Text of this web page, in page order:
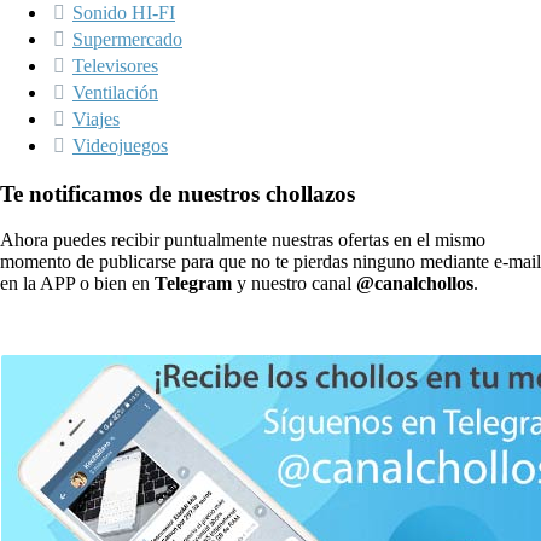
Sonido HI-FI
Supermercado
Televisores
Ventilación
Viajes
Videojuegos
Te notificamos de nuestros chollazos
Ahora puedes recibir puntualmente nuestras ofertas en el mismo
momento de publicarse para que no te pierdas ninguno mediante e-mail
en la APP o bien en Telegram y nuestro canal @canalchollos.